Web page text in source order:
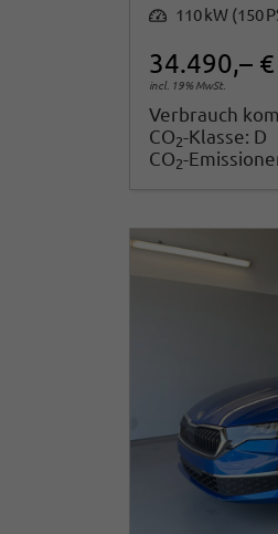
Leistung 110 kW (150
34.490,– €
incl. 19% MwSt.
Verbrauch
CO2-Klasse: D
CO2-